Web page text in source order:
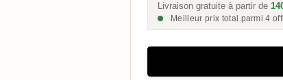
Livraison gratuite à partir de
Meilleur prix total parmi 4